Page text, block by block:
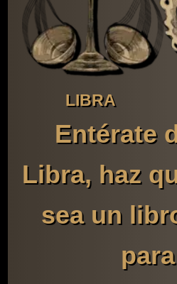
LIBRA
Entérate
Libra, haz
sea un